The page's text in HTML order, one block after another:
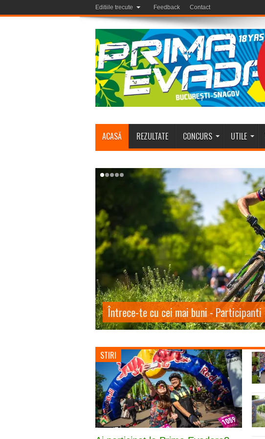
Editiile trecute Feedback Contact
ACASĂ REZULTATE CONCURS UTILE
Savurează fiecare clipă - Despre concurs
STIRI